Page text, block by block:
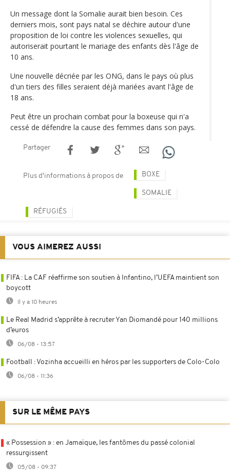
Un message dont la Somalie aurait bien besoin. Ces
derniers mois, sont pays natal se déchire autour d'une
proposition de loi contre les violences sexuelles, qui
autoriserait pourtant le mariage des enfants dès l'âge de
10 ans.
Une nouvelle décriée par les ONG, dans le pays où plus
d'un tiers des filles seraient déjà mariées avant l'âge de
18 ans.
Peut être un prochain combat pour la boxeuse qui n'a
cessé de défendre la cause des femmes dans son pays.
Partager
Plus d'informations à propos de BOXE
SOMALIE
RÉFUGIÉS
VOUS AIMEREZ AUSSI
FIFA : La CAF réaffirme son soutien à Infantino, l’UEFA maintient son
boycott
Il y a 10 heures
Le Real Madrid s’apprête à recruter Yan Diomandé pour 140 millions
d’euros
06/08 - 13:57
Football : Vozinha accueilli en héros par les supporters de Colo-Colo
06/08 - 11:36
SUR LE MÊME PAYS
« Possession » : en Jamaïque, les fantômes du passé colonial
ressurgissent
05/08 - 09:37